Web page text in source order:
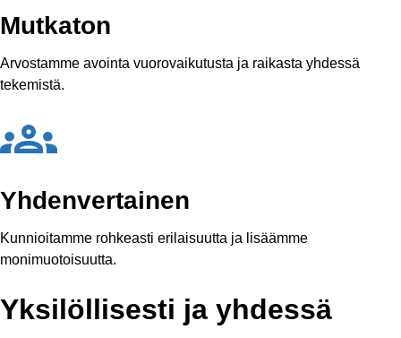
Mutkaton
Arvostamme avointa vuorovaikutusta ja raikasta yhdessä
tekemistä.
Yhdenvertainen
Kunnioitamme rohkeasti erilaisuutta ja lisäämme
monimuotoisuutta.
Yksilöllisesti ja yhdessä